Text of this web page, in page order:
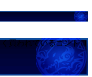
買われているコントロ